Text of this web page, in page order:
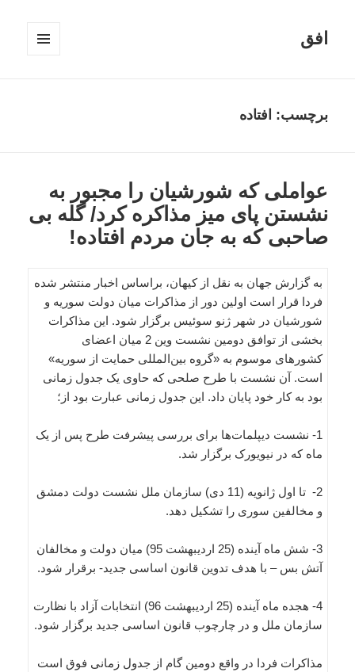
افق
برچسب: افتاده
عواملی که شورشیان را مجبور به
نشستن پای میز مذاکره کرد/ گله بی
صاحبی که به جان مردم افتاده!
به گزارش جهان به نقل از کیهان، براساس اخبار منتشر شده
فردا قرار است اولین دور از مذاکرات میان دولت سوریه و
شورشیان در شهر ژنو سوئیس برگزار شود. این مذاکرات
بخشی از توافق دومین نشست وین 2 میان اعضای
کشورهای موسوم به «گروه بین‌المللی حمایت از سوریه»
است. آن نشست با طرح صلحی که حاوی یک جدول زمانی
بود به کار خود پایان داد. این جدول زمانی عبارت بود از؛
1- نشست دیپلمات‌ها برای بررسی پیشرفت طرح پس از یک
ماه که در نیویورک برگزار شد.
2- تا اول ژانویه (11 دی) سازمان ملل نشست دولت دمشق
و مخالفین سوری را تشکیل ‌دهد.
3- شش ماه آینده (25 اردیبهشت 95) میان دولت و مخالفان
آتش بس – با هدف تدوین قانون اساسی جدید- برقرار ‌شود.
4- هجده ماه آینده (25 اردیبهشت 96) انتخابات آزاد با نظارت
سازمان ملل و در چارچوب قانون اساسی جدید برگزار ‌شود.
مذاکرات فردا در واقع دومین گام از جدول زمانی فوق است